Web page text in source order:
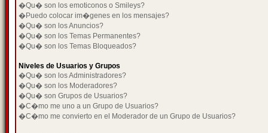
�Qu� son los emoticonos o Smileys?
�Puedo colocar im�genes en los mensajes?
�Qu� son los Anuncios?
�Qu� son los Temas Permanentes?
�Qu� son los Temas Bloqueados?
Niveles de Usuarios y Grupos
�Qu� son los Administradores?
�Qu� son los Moderadores?
�Qu� son Grupos de Usuarios?
�C�mo me uno a un Grupo de Usuarios?
�C�mo me convierto en el Moderador de un Grupo de Usuarios?